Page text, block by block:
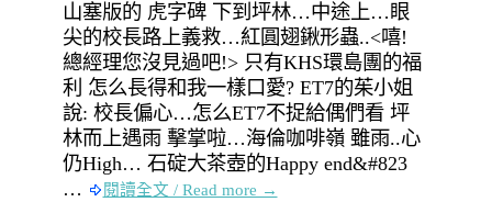
山塞版的 虎字碑 下到坪林…中途上…眼
尖的校長路上義救…紅圓翅鍬形蟲..<嘻!
總經理您沒見過吧!> 只有KHS環島團的福
利 怎么長得和我一樣口愛? ET7的茱小姐
說: 校長偏心…怎么ET7不捉給偶們看 坪
林而上遇雨 擊掌啦…海倫咖啡嶺 雖雨..心
仍High… 石碇大茶壺的Happy end&#823
…
閱讀全文 / Read more →